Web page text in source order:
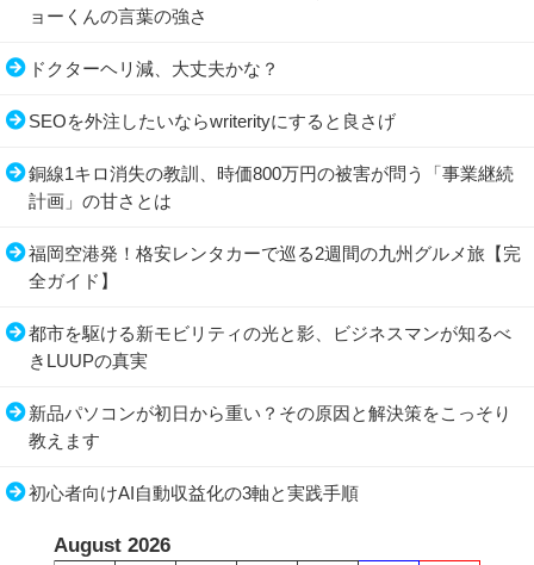
ョーくんの言葉の強さ
ドクターヘリ減、大丈夫かな？
SEOを外注したいならwriterityにすると良さげ
銅線1キロ消失の教訓、時価800万円の被害が問う「事業継続
計画」の甘さとは
福岡空港発！格安レンタカーで巡る2週間の九州グルメ旅【完
全ガイド】
都市を駆ける新モビリティの光と影、ビジネスマンが知るべ
きLUUPの真実
新品パソコンが初日から重い？その原因と解決策をこっそり
教えます
初心者向けAI自動収益化の3軸と実践手順
August 2026